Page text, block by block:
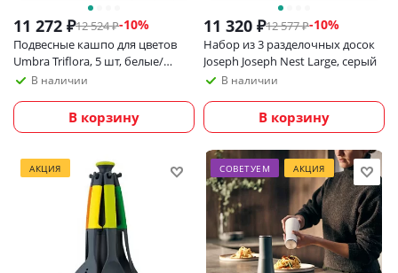
11 272 ₽12 524₽-10%
Подвесные кашпо для цветов
Umbra Triflora, 5 шт, белые/
черные
В наличии
В корзину
11 320 ₽12 577₽-10%
Набор из 3 разделочных досок
Joseph Joseph Nest Large, серый
В наличии
В корзину
АКЦИЯ СОВЕТУЕМ АКЦИЯ